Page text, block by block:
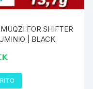
FOR SHIFTER
| BLACK